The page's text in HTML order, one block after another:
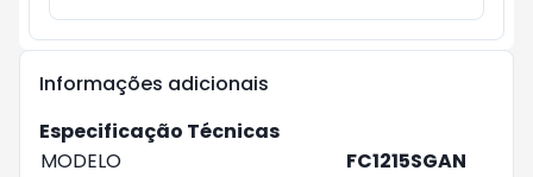
Informações adicionais
Especificação Técnicas
MODELO
FC1215SGAN